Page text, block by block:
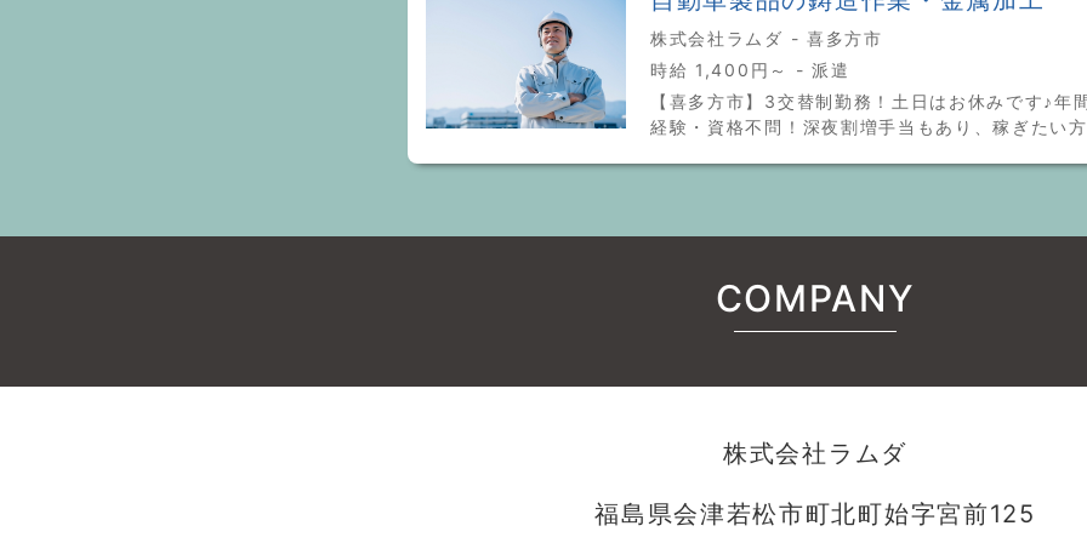
株式会社ラムダ - 喜多方市
時給 1,400円～ - 派遣
【喜多方市】3交替制勤務！土日はお休みです♪年
経験・資格不問！深夜割増手当もあり、稼ぎたい方
COMPANY
株式会社ラムダ
福島県会津若松市町北町始字宮前125